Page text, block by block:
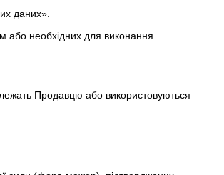
даних».
або необхідних для виконання
Продавцю або використовуються